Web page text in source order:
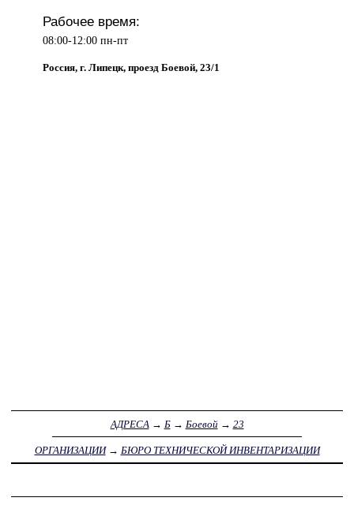
Рабочее время:
08:00-12:00 пн-пт
Россия, г. Липецк, проезд Боевой, 23/1
АДРЕСА → Б→ Боевой→ 23
ОРГАНИЗАЦИИ→ БЮРО ТЕХНИЧЕСКОЙ ИНВЕНТАРИЗАЦИИ